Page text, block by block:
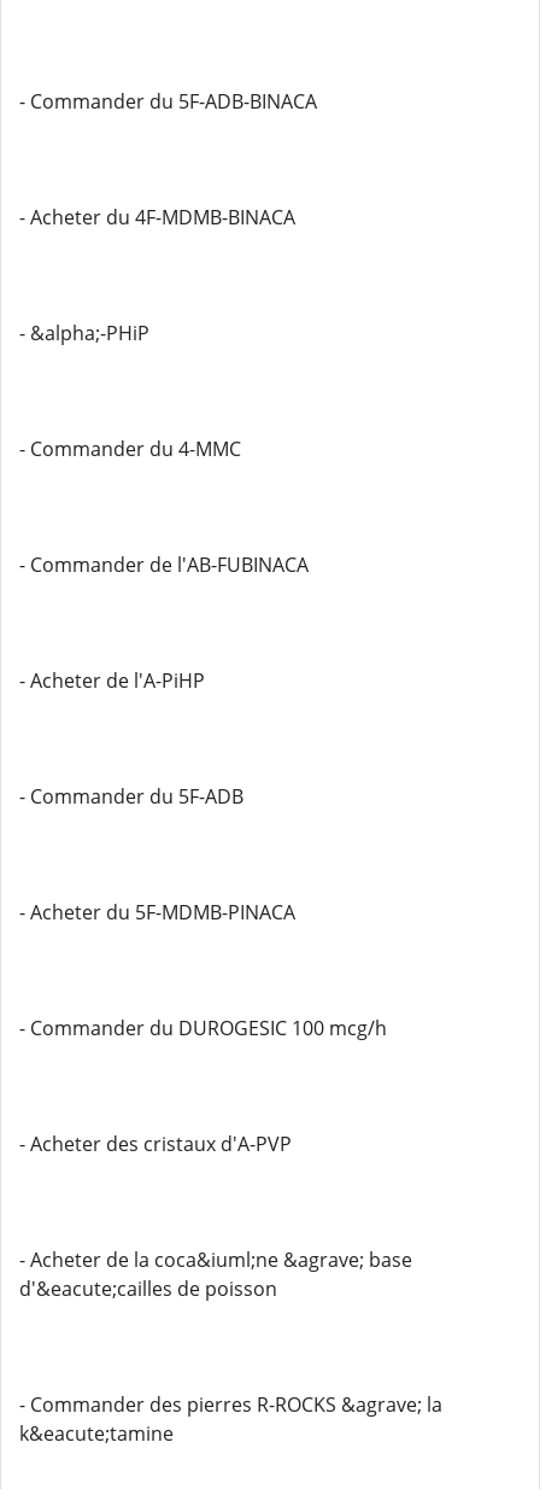
- Commander du 5F-ADB-BINACA
- Acheter du 4F-MDMB-BINACA
- &alpha;-PHiP
- Commander du 4-MMC
- Commander de l'AB-FUBINACA
- Acheter de l'A-PiHP
- Commander du 5F-ADB
- Acheter du 5F-MDMB-PINACA
- Commander du DUROGESIC 100 mcg/h
- Acheter des cristaux d'A-PVP
- Acheter de la coca&iuml;ne &agrave; base
d'&eacute;cailles de poisson
- Commander des pierres R-ROCKS &agrave; la
k&eacute;tamine